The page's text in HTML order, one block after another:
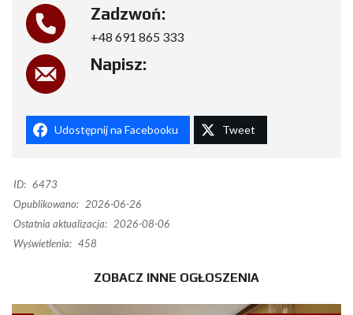
Zadzwoń:
+48 691 865 333
Napisz:
Udostępnij na Facebooku Tweet
ID: 6473
Opublikowano: 2026-06-26
Ostatnia aktualizacja: 2026-08-06
Wyświetlenia: 458
ZOBACZ INNE OGŁOSZENIA